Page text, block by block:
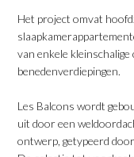
Het project omvat
van enkele
benedenverdiepingen.
Les Balcons wordt
uit door een
ontwerp, getypeerd